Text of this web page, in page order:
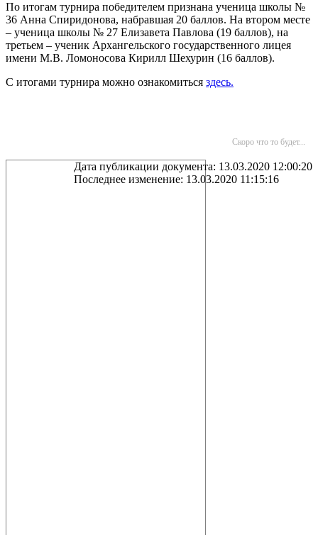
По итогам турнира победителем признана ученица школы №
36 Анна Спиридонова, набравшая 20 баллов. На втором месте
– ученица школы № 27 Елизавета Павлова (19 баллов), на
третьем – ученик Архангельского государственного лицея
имени М.В. Ломоносова Кирилл Шехурин (16 баллов).
С итогами турнира можно ознакомиться здесь.
Скоро что то будет...
Дата публикации документа: 13.03.2020 12:00:20
Последнее изменение: 13.03.2020 11:15:16